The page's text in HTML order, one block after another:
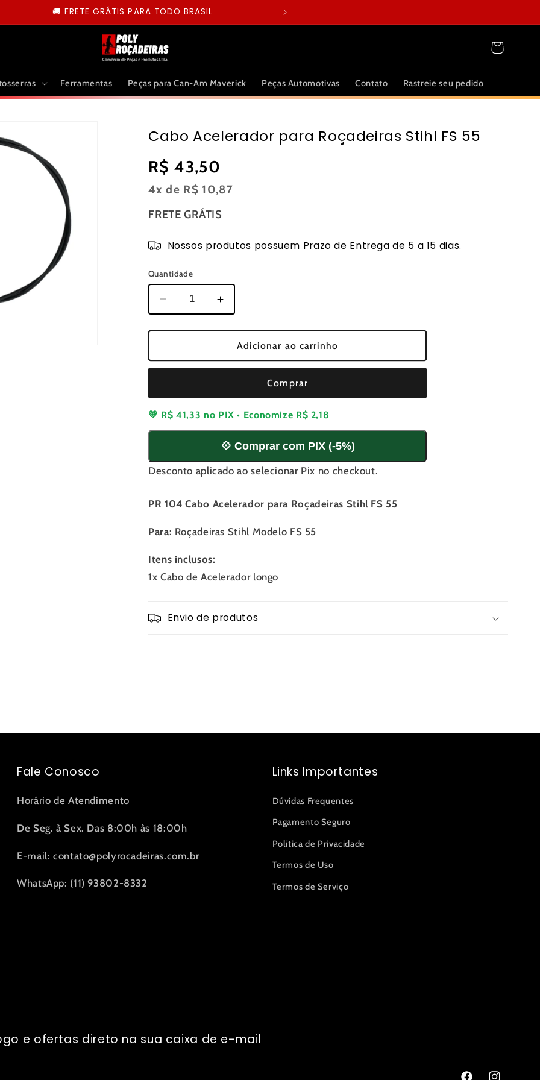
🚚 FRETE GRÁTIS PARA TODO BRASIL
Ferramentas Peças para Can-Am Maverick Peças Automotivas Contato Rastreie seu pedido
Carrinho
Cabo Acelerador para Roçadeiras Stihl FS 55
Preço
normal
R$ 43,50
4x de R$ 10,87
FRETE GRÁTIS
Nossos produtos possuem Prazo de Entrega de 5 a 15 dias.
Quantidade
Diminuir
a
quantidade
Cabo
Acelerador
Roçadeiras
Stihl
FS
Aumentar
a
quantidade
Cabo
Acelerador
Roçadeiras
Stihl
Adicionar ao carrinho
Comprar
💚 R$ 41,33 no PIX • Economize R$ 2,18
💠 Comprar com PIX (-5%)
Desconto aplicado ao selecionar Pix no checkout.
PR 104 Cabo Acelerador para Roçadeiras Stihl FS 55
Para: Roçadeiras Stihl Modelo FS 55
Itens inclusos:
1x Cabo de Acelerador longo
Envio de produtos
Fale Conosco
Horário de Atendimento
De Seg. à Sex. Das 8:00h às 18:00h
E-mail: contato@polyrocadeiras.com.br
WhatsApp: (11) 93802-8332
Links Importantes
Dúvidas Frequentes
Pagamento Seguro
Política de Privacidade
Termos de Uso
Termos de Serviço
e ofertas direto na sua caixa de e-mail